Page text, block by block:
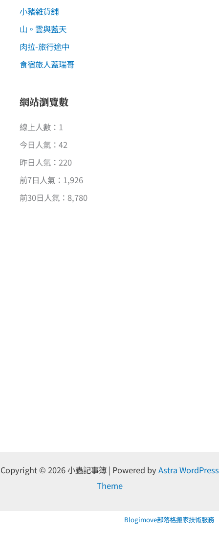
小豬雜貨舖
山。雲與藍天
肉拉-旅行途中
食宿旅人蓋瑞哥
網站瀏覽數
線上人數：1
今日人氣：42
昨日人氣：220
前7日人氣：1,926
前30日人氣：8,780
Copyright © 2026 小蟲記事簿 | Powered byAstra WordPress
Theme
Blogimove部落格搬家技術服務